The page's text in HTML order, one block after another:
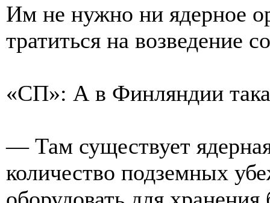
Им не нужно ни ядерное
тратиться на возведение
«СП»: А в Финляндии
— Там существует ядерная
количество подземных